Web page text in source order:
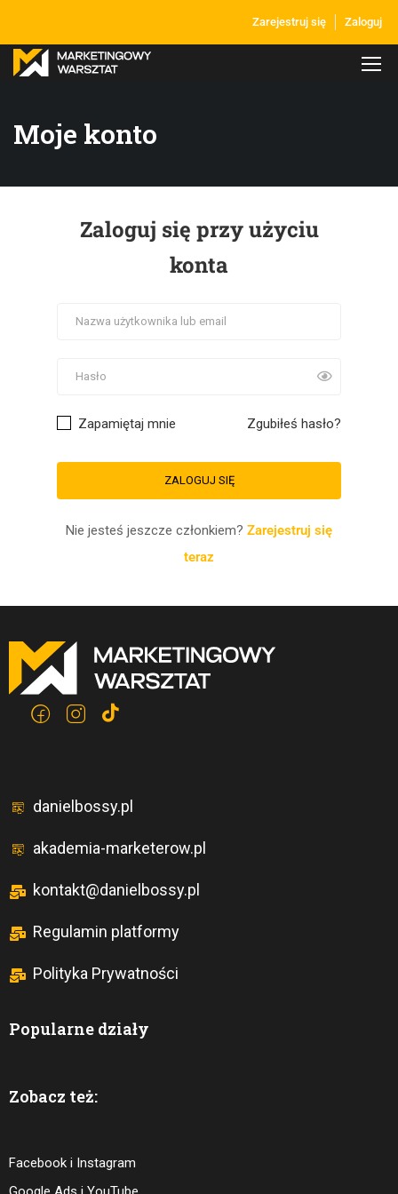
Zarejestruj się Zaloguj
Moje konto
Zaloguj się przy użyciu
konta
Zgubiłeś hasło?
Zapamiętaj mnie
Nie jesteś jeszcze członkiem? Zarejestruj się
teraz
danielbossy.pl
akademia-marketerow.pl
kontakt@danielbossy.pl
Regulamin platformy
Polityka Prywatności
Popularne działy
Zobacz też:
Facebook i Instagram